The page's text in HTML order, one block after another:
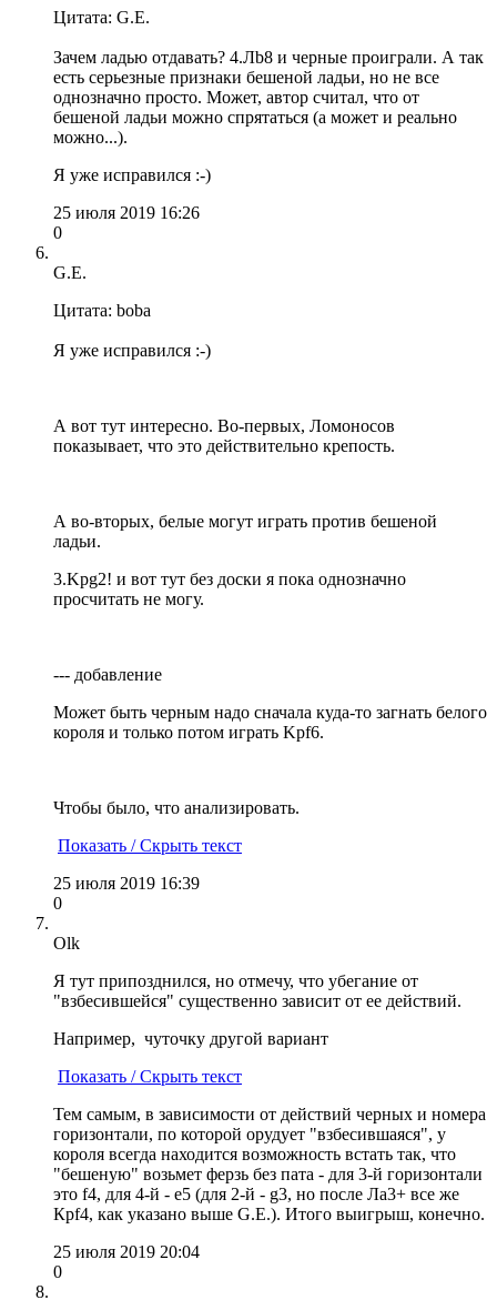
Цитата: G.E.
Зачем ладью отдавать? 4.Лb8 и черные проиграли. А так
есть серьезные признаки бешеной ладьи, но не все
однозначно просто. Может, автор считал, что от
бешеной ладьи можно спрятаться (а может и реально
можно...).
Я уже исправился :-)
25 июля 2019 16:26
0
G.E.
Цитата: boba
Я уже исправился :-)
А вот тут интересно. Во-первых, Ломоносов
показывает, что это действительно крепость.
А во-вторых, белые могут играть против бешеной
ладьи.
3.Kpg2! и вот тут без доски я пока однозначно
просчитать не могу.
--- добавление
Может быть черным надо сначала куда-то загнать белого
короля и только потом играть Kpf6.
Чтобы было, что анализировать.
Показать / Скрыть текст
25 июля 2019 16:39
0
Olk
Я тут припозднился, но отмечу, что убегание от
"взбесившейся" существенно зависит от ее действий.
Например, чуточку другой вариант
Показать / Скрыть текст
Тем самым, в зависимости от действий черных и номера
горизонтали, по которой орудует "взбесившаяся", у
короля всегда находится возможность встать так, что
"бешеную" возьмет ферзь без пата - для 3-й горизонтали
это f4, для 4-й - e5 (для 2-й - g3, но после Лa3+ все же
Крf4, как указано выше G.E.). Итого выигрыш, конечно.
25 июля 2019 20:04
0